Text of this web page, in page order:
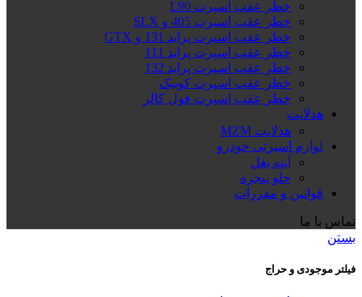
خطر عقب اسپرت L90
خطر عقب اسپرت 405 و SLX
خطر عقب اسپرت پراید 131 و GTX
خطر عقب اسپرت پراید 111
خطر عقب اسپرت پراید 132
خطر عقب اسپرت کوییک
خطر عقب اسپرت فول کالر
هدلایت
هدلایت MZM
لوازم اسپرتی خودرو
آینه بغل
جلو پنجره
قوانین و مقررات
تماس با ما
بستن
فیلتر موجودی و حراج